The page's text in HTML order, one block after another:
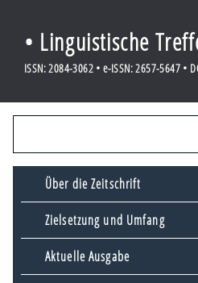
• Linguistische
ISSN: 2084-3062 • e-ISSN: 2657-5647 •
Über die Zeitschrift
Zielsetzung und Umfang
Aktuelle Ausgabe